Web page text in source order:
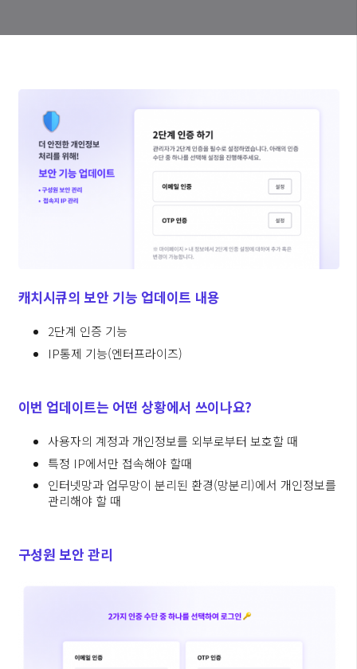
캐치시큐의 보안 기능 업데이트 내용
2단계 인증 기능
IP통제 기능(엔터프라이즈)
이번 업데이트는 어떤 상황에서 쓰이나요?
사용자의 계정과 개인정보를 외부로부터 보호할 때
특정 IP에서만 접속해야 할때
인터넷망과 업무망이 분리된 환경(망분리)에서 개인정보를
관리해야 할 때
구성원 보안 관리